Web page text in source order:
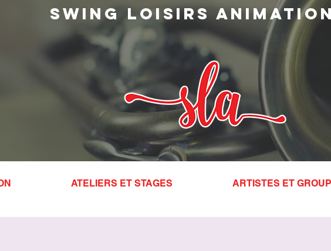
SWING LOISIRS
ATELIERS ET STAGES ARTISTES ET